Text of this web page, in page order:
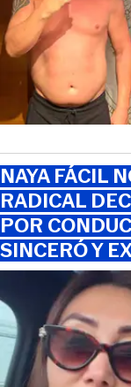
NAYA FÁCIL
RADICAL
POR
SINCERÓ Y